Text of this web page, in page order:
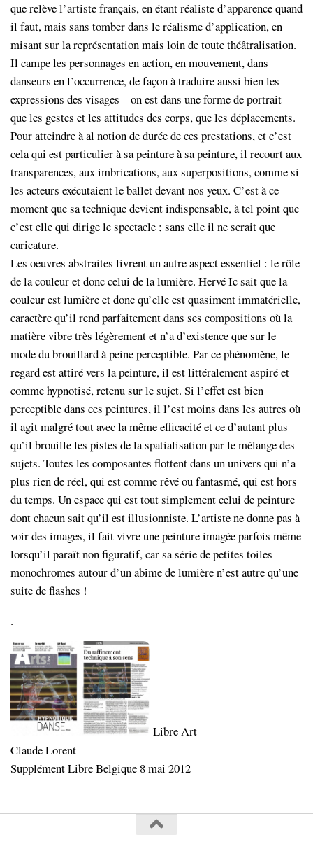
que relève l’artiste français, en étant réaliste d’apparence quand
il faut, mais sans tomber dans le réalisme d’application, en
misant sur la représentation mais loin de toute théâtralisation.
Il campe les personnages en action, en mouvement, dans
danseurs en l’occurrence, de façon à traduire aussi bien les
expressions des visages – on est dans une forme de portrait –
que les gestes et les attitudes des corps, que les déplacements.
Pour atteindre à al notion de durée de ces prestations, et c’est
cela qui est particulier à sa peinture à sa peinture, il recourt aux
transparences, aux imbrications, aux superpositions, comme si
les acteurs exécutaient le ballet devant nos yeux. C’est à ce
moment que sa technique devient indispensable, à tel point que
c’est elle qui dirige le spectacle ; sans elle il ne serait que
caricature.
Les oeuvres abstraites livrent un autre aspect essentiel : le rôle
de la couleur et donc celui de la lumière. Hervé Ic sait que la
couleur est lumière et donc qu’elle est quasiment immatérielle,
caractère qu’il rend parfaitement dans ses compositions où la
matière vibre très légèrement et n’a d’existence que sur le
mode du brouillard à peine perceptible. Par ce phénomène, le
regard est attiré vers la peinture, il est littéralement aspiré et
comme hypnotisé, retenu sur le sujet. Si l’effet est bien
perceptible dans ces peintures, il l’est moins dans les autres où
il agit malgré tout avec la même efficacité et ce d’autant plus
qu’il brouille les pistes de la spatialisation par le mélange des
sujets. Toutes les composantes flottent dans un univers qui n’a
plus rien de réel, qui est comme rêvé ou fantasmé, qui est hors
du temps. Un espace qui est tout simplement celui de peinture
dont chacun sait qu’il est illusionniste. L’artiste ne donne pas à
voir des images, il fait vivre une peinture imagée parfois même
lorsqu’il paraît non figuratif, car sa série de petites toiles
monochromes autour d’un abîme de lumière n’est autre qu’une
suite de flashes !
.
Libre Art
Claude Lorent
Supplément Libre Belgique 8 mai 2012